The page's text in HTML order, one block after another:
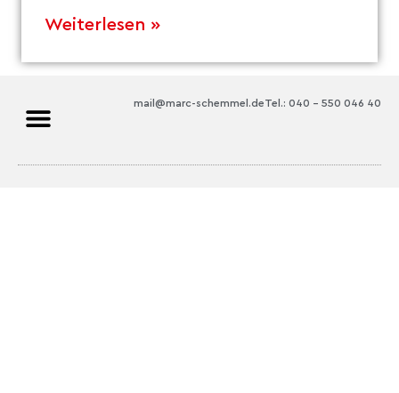
Weiterlesen »
Tel.: 040 – 550 046 40
mail@marc-schemmel.de